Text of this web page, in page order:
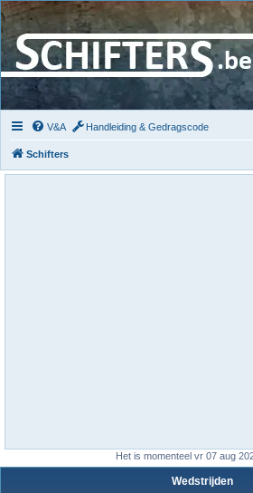
V&A Handleiding & Gedragscode
Schifters
Het is momenteel vr 07 aug
Wedstrijden